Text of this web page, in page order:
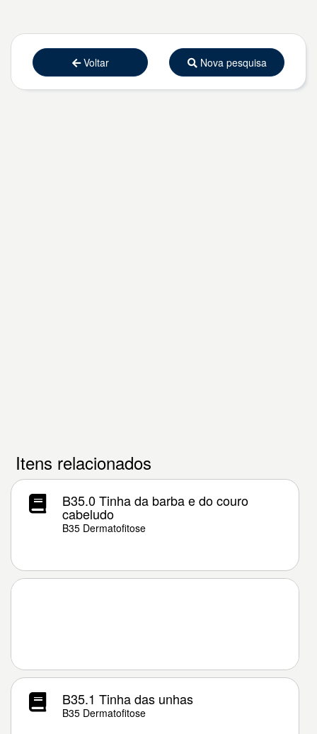
Voltar Nova pesquisa
Itens relacionados
B35.0 Tinha da barba e do couro
cabeludo
B35 Dermatofitose
B35.1 Tinha das unhas
B35 Dermatofitose